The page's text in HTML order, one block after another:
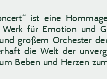
ist eine
für Emotion und
großem Orchester
die Welt der
Beben und Herzen